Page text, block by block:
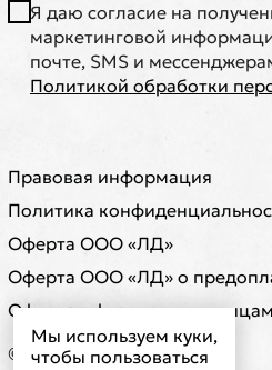
Я даю согласие на
маркетинговой
почте, SMS и
Политикой обработки
Правовая информация
Политика
Оферта ООО «ЛД»
Оферта ООО «ЛД» о
Оферта с физическими
© ООО "ЛД"
Мы используем куки,
чтобы пользоваться